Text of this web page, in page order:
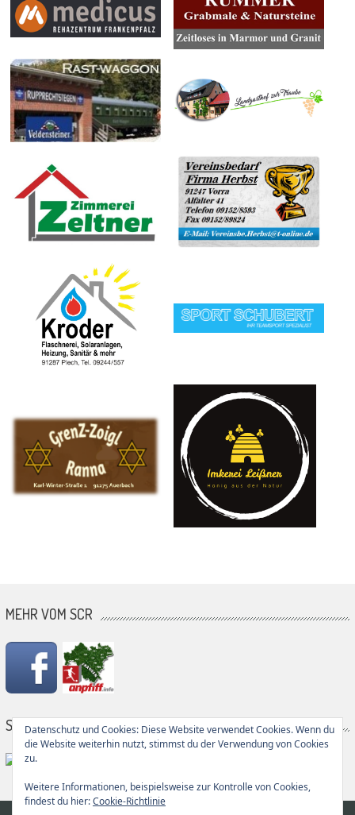
MEHR VOM SCR
SG PARTNER
Datenschutz und Cookies: Diese Website verwendet Cookies. Wenn du
die Website weiterhin nutzt, stimmst du der Verwendung von Cookies
zu.
Weitere Informationen, beispielsweise zur Kontrolle von Cookies,
findest du hier:Cookie-Richtlinie